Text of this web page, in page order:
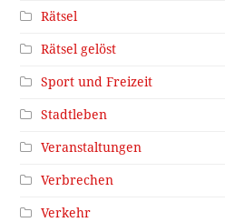
Rätsel
Rätsel gelöst
Sport und Freizeit
Stadtleben
Veranstaltungen
Verbrechen
Verkehr